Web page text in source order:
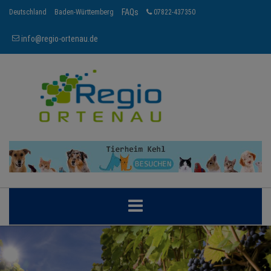
Deutschland Baden-Württemberg FAQs 07822-437350
info@regio-ortenau.de